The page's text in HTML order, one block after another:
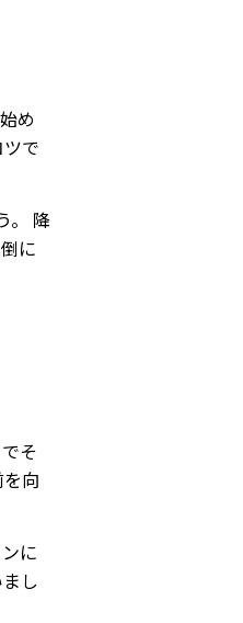
め
で
。 降
に
そ
向
に
し